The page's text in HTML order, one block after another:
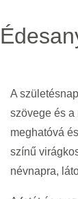
A
szövege és a
meghatóvá
színű
névnapra,